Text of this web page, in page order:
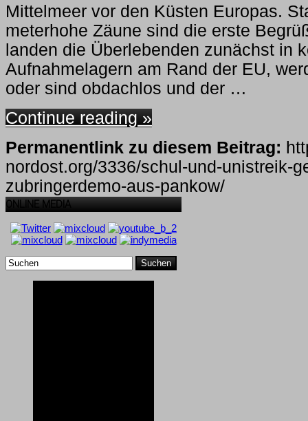
Mittelmeer vor den Küsten Europas.
meterhohe Zäune sind die erste
landen die Überlebenden zunächst in
Aufnahmelagern am Rand der EU,
oder sind obdachlos und der …
Continue reading »
Permanentlink zu diesem Beitrag:
nordost.org/3336/schul-und-unistreik-
zubringerdemo-aus-pankow/
ONLINE MEDIA
Suchen